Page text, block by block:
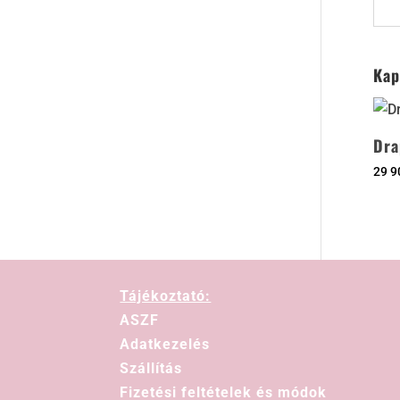
29
Tájékoztató:
ASZF
Adatkezelés
Szállítás
Fizetési feltételek és módok